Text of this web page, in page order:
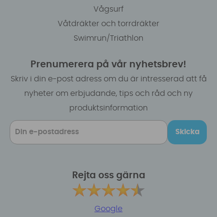
Vågsurf
Våtdräkter och torrdräkter
Swimrun/Triathlon
Prenumerera på vår nyhetsbrev!
Skriv i din e-post adress om du är intresserad att få
nyheter om erbjudande, tips och råd och ny
produktsinformation
Skicka
Rejta oss gärna
Google